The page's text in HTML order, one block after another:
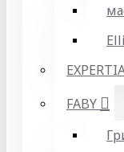
FABY